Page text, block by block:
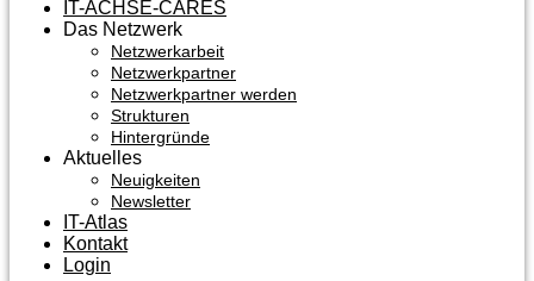
IT-ACHSE-CARES
Das Netzwerk
Netzwerkarbeit
Netzwerkpartner
Netzwerkpartner werden
Strukturen
Hintergründe
Aktuelles
Neuigkeiten
Newsletter
IT-Atlas
Kontakt
Login